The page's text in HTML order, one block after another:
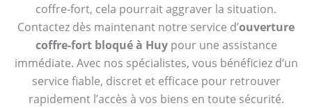
coffre-fort, cela pourrait aggraver la situation.
Contactez dès maintenant notre service d’ouverture
coffre-fort bloqué à Huypour une assistance
immédiate. Avec nos spécialistes, vous bénéficiez d’un
service fiable, discret et efficace pour retrouver
rapidement l’accès à vos biens en toute sécurité.